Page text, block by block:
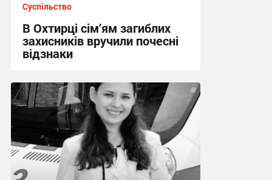
Суспільство
В Охтирці сім’ям загиблих
захисників вручили почесні
відзнаки
17:09 вчора